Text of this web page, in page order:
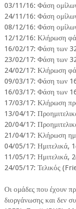
03/11/16: Φάση
24/11/16: Φάση
08/12/16: Φάση
12/12/16: Κλήρωση
16/02/17: Φάση των
23/02/17: Φάση των
24/02/17: Κλήρωση
09/03/17: Φάση των
16/03/17: Φάση των
17/03/17: Κλήρωση
13/04/17:
20/04/17:
21/04/17: Κλήρωση
04/05/17: Ημιτελικά,
11/05/17: Ημιτελικά,
24/05/17: Τελικός
Οι ομάδες που έχουν
διοργάνωσης και δεν